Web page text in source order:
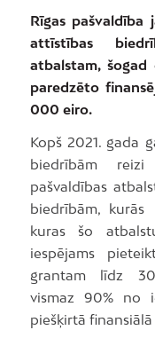
Rīgas
attīstības
atbalstam,
paredzēto
000 eiro.
Kopš 2021. gada
biedrībām reizi
pašvaldības
biedrībām,
kuras šo
iespējams
grantam līdz
vismaz 90% no
piešķirtā